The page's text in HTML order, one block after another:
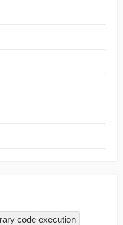
code execution